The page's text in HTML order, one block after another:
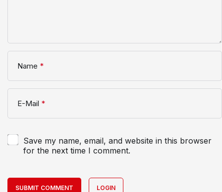
Name *
E-Mail *
Save my name, email, and website in this browser
for the next time I comment.
SUBMIT COMMENT LOGIN